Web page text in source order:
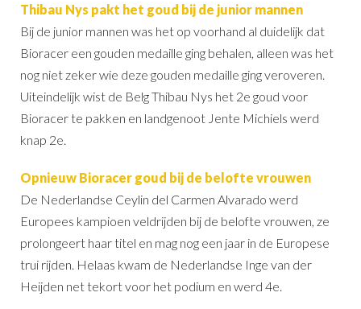
Thibau Nys pakt het goud bij de junior mannen
Bij de junior mannen was het op voorhand al duidelijk dat
Bioracer een gouden medaille ging behalen, alleen was het
nog niet zeker wie deze gouden medaille ging veroveren.
Uiteindelijk wist de Belg Thibau Nys het 2e goud voor
Bioracer te pakken en landgenoot Jente Michiels werd
knap 2e.
Opnieuw Bioracer goud bij de belofte vrouwen
De Nederlandse Ceylin del Carmen Alvarado werd
Europees kampioen veldrijden bij de belofte vrouwen, ze
prolongeert haar titel en mag nog een jaar in de Europese
trui rijden. Helaas kwam de Nederlandse Inge van der
Heijden net tekort voor het podium en werd 4e.